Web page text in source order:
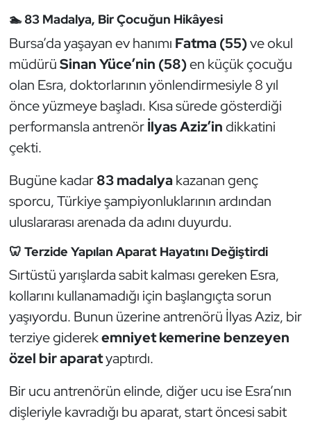
🏊 83 Madalya, Bir Çocuğun Hikâyesi
Bursa’da yaşayan ev hanımı Fatma (55)ve okul
müdürüSinan Yüce’nin (58)en küçük çocuğu
olan Esra, doktorlarının yönlendirmesiyle 8 yıl
önce yüzmeye başladı. Kısa sürede gösterdiği
performansla antrenörİlyas Aziz’indikkatini
çekti.
Bugüne kadar83 madalyakazanan genç
sporcu, Türkiye şampiyonluklarının ardından
uluslararası arenada da adını duyurdu.
🦷 Terzide Yapılan Aparat Hayatını Değiştirdi
Sırtüstü yarışlarda sabit kalması gereken Esra,
kollarını kullanamadığı için başlangıçta sorun
yaşıyordu. Bunun üzerine antrenörü İlyas Aziz, bir
terziye giderekemniyet kemerine benzeyen
özel bir aparatyaptırdı.
Bir ucu antrenörün elinde, diğer ucu ise Esra’nın
dişleriyle kavradığı bu aparat, start öncesi sabit
Genel
Golf
Güreş
Halter
Hava Sporları
İşitme Engelli Sporcular
Judo ve Kuraş
Kano ve Rafting
Karate
Kayak